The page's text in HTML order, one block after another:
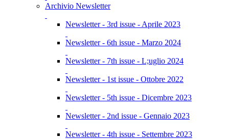
Archivio Newsletter
Newsletter - 3rd issue - Aprile 2023
Newsletter - 6th issue - Marzo 2024
Newsletter - 7th issue - L;uglio 2024
Newsletter - 1st issue - Ottobre 2022
Newsletter - 5th issue - Dicembre 2023
Newsletter - 2nd issue - Gennaio 2023
Newsletter - 4th issue - Settembre 2023